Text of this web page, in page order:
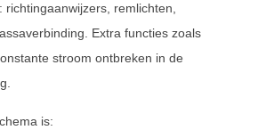
richtingaanwijzers, remlichten,
Extra functies zoals
stroom ontbreken in de
is: